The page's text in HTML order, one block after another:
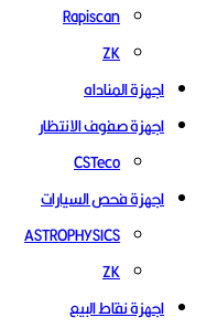
Rapiscan
ZK
اجهزة المناداه
اجهزة صفوف الانتظار
CSTeco
اجهزة فحص السيارات
ASTROPHYSICS
ZK
اجهزة نقاط البيع